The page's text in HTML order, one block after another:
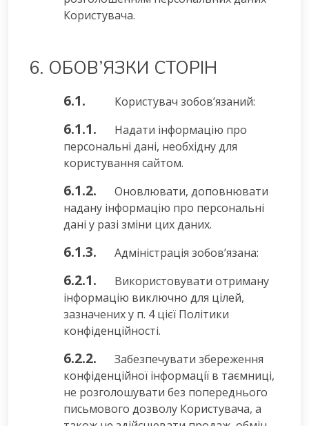
Користувача.
6. ОБОВ’ЯЗКИ СТОРІН
6.1. Користувач зобов’язаний:
6.1.1.
Надати інформацію про
персональні дані, необхідну для
користування сайтом.
6.1.2.
Оновлювати, доповнювати
надану інформацію про персональні
дані у разі зміни цих даних.
6.1.3. Адміністрація зобов’язана:
6.2.1.
Використовувати отриману
інформацію виключно для цілей,
зазначених у п. 4 цієї Політики
конфіденційності.
6.2.2.
Забезпечувати збереження
конфіденційної інформації в таємниці,
не розголошувати без попереднього
письмового дозволу Користувача, а